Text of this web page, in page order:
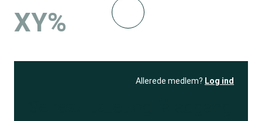
XY%
Allerede medlem? Log ind